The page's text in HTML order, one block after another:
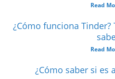
Read
¿Cómo funciona
Read
¿Cómo saber si es